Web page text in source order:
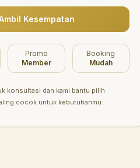
Kesempatan
Promo
Member
Booking
Mudah
konsultasi dan kami bantu pilih
cocok untuk kebutuhanmu.